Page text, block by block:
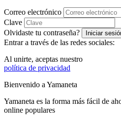
Correo electrónico
Clave
Olvidaste tu contraseña?
Iniciar
Entrar a través de las redes sociales:
Al unirte, aceptas nuestro
política de privacidad
Bienvenido a Yamaneta
Yamaneta es la forma más fácil de
online populares